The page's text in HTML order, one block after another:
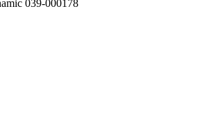
039-000178